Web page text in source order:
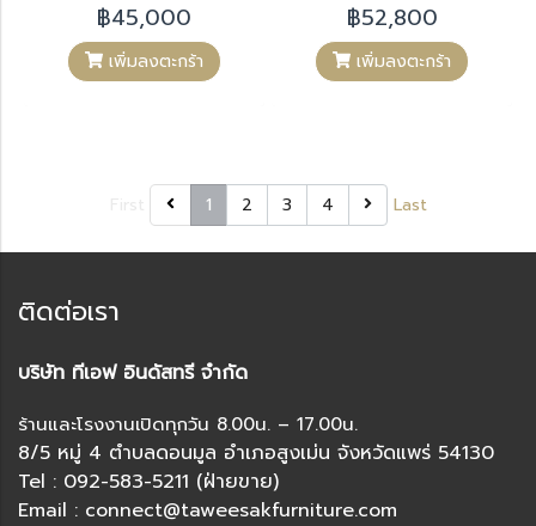
฿45,000
เพิ่มลงตะกร้า
฿52,800
เพิ่มลงตะกร้า
1 2 3 4 Last
ติดต่อเรา
บริษัท ทีเอฟ อินดัสทรี จำกัด
ร้านและโรงงานเปิดทุกวัน 8.00น. – 17.00น.
8/5 หมู่ 4 ตำบลดอนมูล อำเภอสูงเม่น จังหวัดแพร่ 54130
Tel : 092-583-5211 (ฝ่ายขาย)
Email : connect@taweesakfurniture.com